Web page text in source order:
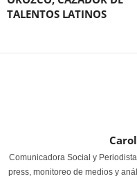
TALENTOS LATINOS
Comunicadora Social y
press, monitoreo de medios y